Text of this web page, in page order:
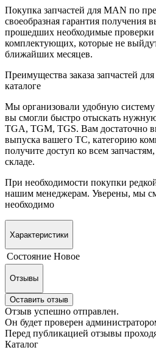
Покупка запчастей для MAN по
своеобразная гарантия получения
прошедших необходимые
комплектующих, которые не
ближайших месяцев.
Преимущества заказа запчастей
каталоге
Мы организовали удобную систему
вы смогли быстро отыскать
TGA, TGM, TGS. Вам достаточно
выпуска вашего ТС, категорию
получите доступ ко всем
складе.
При необходимости покупки
нашим менеджерам. Уверены, мы
необходимо
Характеристики
Состояние Новое
Отзывы
Оставить отзыв
Отзыв успешно отправлен.
Он будет проверен
Перед публикацией отзывы
Каталог